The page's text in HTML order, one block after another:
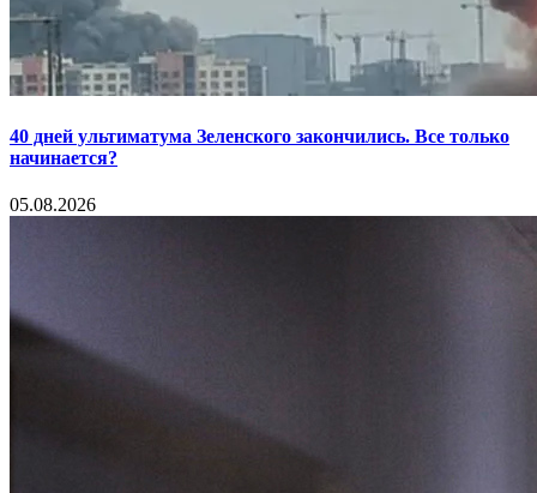
40 дней ультиматума Зеленского закончились. Все только
начинается?
05.08.2026